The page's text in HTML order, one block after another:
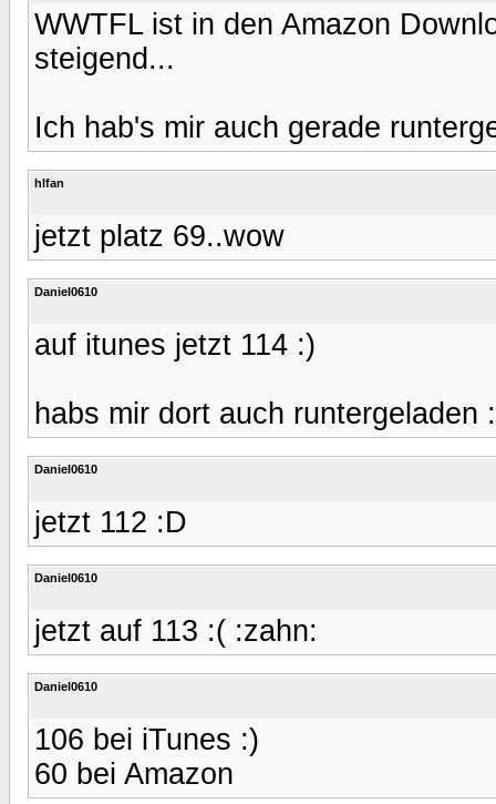
WWTFL ist in den Amazon
steigend...
Ich hab's mir auch gerade
hlfan
jetzt platz 69..wow
Daniel0610
auf itunes jetzt 114 :)
habs mir dort auch runtergeladen
Daniel0610
jetzt 112 :D
Daniel0610
jetzt auf 113 :( :zahn:
Daniel0610
106 bei iTunes :)
60 bei Amazon